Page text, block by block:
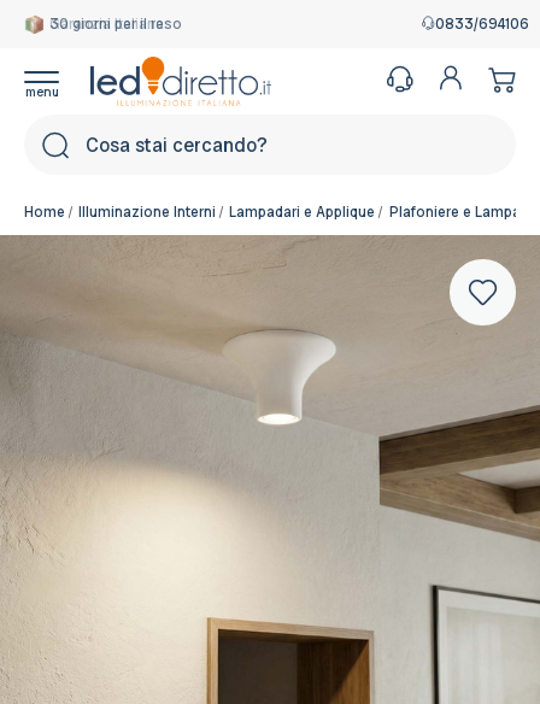
Garanzia Italiana 0833/694106
Home Illuminazione Interni Lampadari e Applique Plafoniere e
Colore del corpo:
Disponibile, Spedito in 24/48 ore